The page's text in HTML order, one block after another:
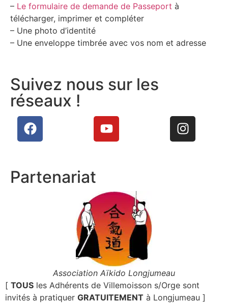
– Le formulaire de demande de Passeport à
télécharger, imprimer et compléter
– Une photo d’identité
– Une enveloppe timbrée avec vos nom et adresse
Suivez nous sur les
réseaux !
Partenariat
Association Aïkido Longjumeau
[ TOUS les Adhérents de Villemoisson s/Orge sont
invités à pratiquer GRATUITEMENT à Longjumeau ]